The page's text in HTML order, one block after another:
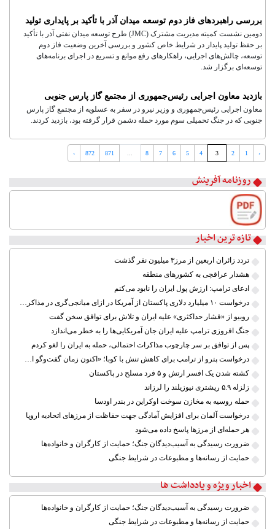
بررسی راهبردهای فاز دوم توسعه میدان آذر با تأکید بر پایداری تولید
دومین نشست کمیته مدیریت مشترک (JMC) طرح توسعه میدان نفتی آذر با تأکید
بر حفظ تولید پایدار در شرایط خاص کشور و بررسی آخرین وضعیت فاز دوم
توسعه، چالش‌های اجرایی، راهکارهای رفع موانع و تسریع در اجرای برنامه‌های
توسعه‌ای برگزار شد.
بازدید معاون اجرایی رئیس‌جمهوری از مجتمع گاز پارس جنوبی
معاون اجرایی رئیس‌جمهوری و وزیر نیرو در سفر به عسلویه از مجتمع گاز پارس
جنوبی که در جنگ تحمیلی سوم مورد حمله دشمن قرار گرفته بود، بازدید کردند.
‹
1
2
3
4
5
6
7
8
871
872
›
روزنامه آفرینش
۱
۲
۳
۴
۵
۶
۷
۸
تازه ترین اخبار
تردد زائران اربعین از مرز۳ میلیون نفر گذشت
هشدار عراقچی به کشورهای منطقه
ادعای ترامپ: ارزش پول ایران را نابود می‌کنم
روبیو از «فشار حداکثری» علیه ایران و تلاش برای توافق سخن گفت
جنگ افروزی ترامپ علیه ایران جان آمریکایی‌ها را به خطر می‌اندازد
پس از توافق بر سر چارچوب مذاکرات احتمالی، حمله به ایران را لغو کردم
کشته شدن یک افسر ارتش و ۵ فرد مسلح در پاکستان
زلزله ۵.۹ ریشتری نیوزیلند را لرزاند
حمله روسیه به مخازن سوخت اوکراین در بندر اودسا
درخواست آلمان برای افزایش آمادگی جهت حفاظت از مرزهای اتحادیه اروپا
هر حمله‌ای از مرزها پاسخ داده می‌شود
ضرورت رسیدگی به آسیب‌دیدگان جنگ؛ حمایت از کارگران و خانواده‌ها
حمایت از رسانه‌ها و مطبوعات در شرایط جنگی
اخبار ویژه و یادداشت ها
ضرورت رسیدگی به آسیب‌دیدگان جنگ؛ حمایت از کارگران و خانواده‌ها
حمایت از رسانه‌ها و مطبوعات در شرایط جنگی